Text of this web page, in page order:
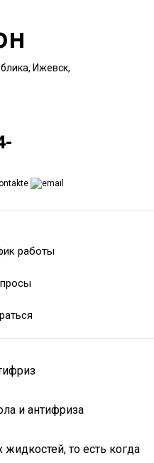
Ижевск,
работы
и антифриза
то есть когда